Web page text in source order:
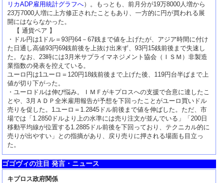
リカADP雇用統計グラフへ）。もっとも、前月分が19万8000人増から
23万7000人増に上方修正されたこともあり、一方的に円が買われる展
開にはならなかった。
【 通貨ペア 】
・ドル円は1ドル＝93円64－67銭まで値を上げたが、アジア時間に付け
た日通し高値93円69銭前後を上抜け出来ず、93円15銭前後まで失速し
た。なお、23時には3月米サプライマネジメント協会（ＩＳＭ）非製造
業指数の発表を控えている。
ユーロ円は1ユーロ＝120円18銭前後まで上げた後、119円台半ばまで上
値が切り下がった。
・ユーロドルは伸び悩み。ＩＭＦがキプロスへの支援で合意に達したこ
とや、3月ＡＤＰ全米雇用報告が予想を下回ったことがユーロ買いドル
売りを促した。1ユーロ＝1.2845ドル前後まで値を伸ばした。ただ、市
場では「1.2850ドルより上の水準には売り注文が並んでいる」「200日
移動平均線が位置する1.2885ドル前後を下回っており、テクニカル的に
売りが出やすい」との指摘があり、戻り売りに押される場面も目立っ
た。
ゴゴヴィの注目 発言・ニュース
キプロス政府関係